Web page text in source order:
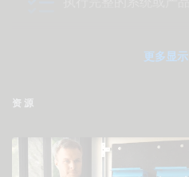
检查社区知识库
更多显示
资源